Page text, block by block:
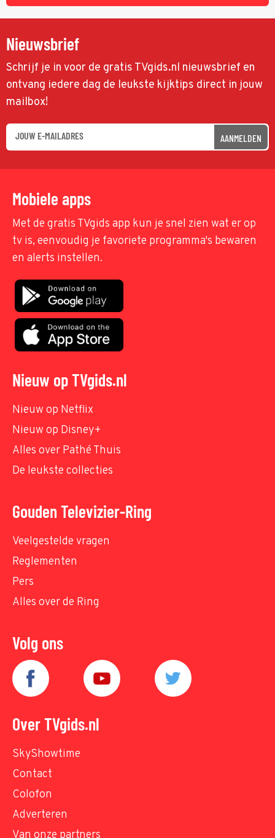
Nieuwsbrief
Schrijf je in voor de gratis TVgids.nl nieuwsbrief en
ontvang iedere dag de leukste kijktips direct in jouw
mailbox!
AANMELDEN
Mobiele apps
Met de gratis TVgids app kun je snel zien wat er op
tv is, eenvoudig je favoriete programma's bewaren
en alerts instellen.
Nieuw op TVgids.nl
Nieuw op Netflix
Nieuw op Disney+
Alles over Pathé Thuis
De leukste collecties
Gouden Televizier-Ring
Veelgestelde vragen
Reglementen
Pers
Alles over de Ring
Volg ons
Over TVgids.nl
SkyShowtime
Contact
Colofon
Adverteren